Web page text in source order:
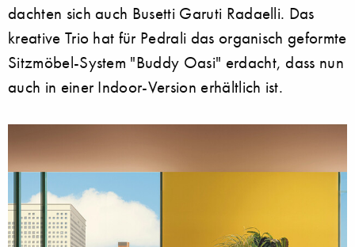
dachten sich auch Busetti Garuti Radaelli. Das
kreative Trio hat für Pedrali das organisch geformte
Sitzmöbel-System "Buddy Oasi" erdacht, dass nun
auch in einer Indoor-Version erhältlich ist.